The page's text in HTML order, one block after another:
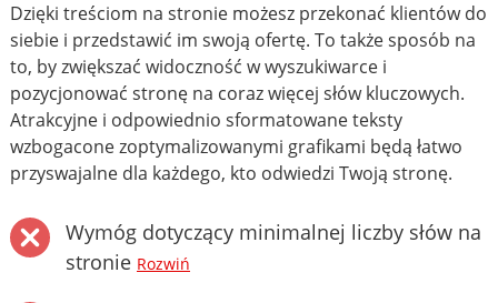
Dzięki treściom na stronie możesz przekonać klientów do
siebie i przedstawić im swoją ofertę. To także sposób na
to, by zwiększać widoczność w wyszukiwarce i
pozycjonować stronę na coraz więcej słów kluczowych.
Atrakcyjne i odpowiednio sformatowane teksty
wzbogacone zoptymalizowanymi grafikami będą łatwo
przyswajalne dla każdego, kto odwiedzi Twoją stronę.
Wymóg dotyczący minimalnej liczby słów na
stronie Rozwiń